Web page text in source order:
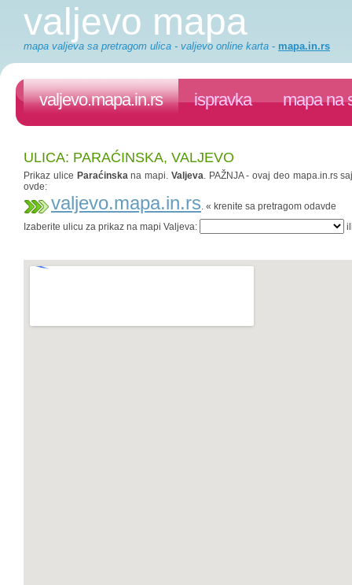
valjevo mapa
mapa valjeva sa pretragom ulica - valjevo online karta - mapa.in.rs
valjevo.mapa.in.rs ispravka mapa na
ULICA: PARAĆINSKA, VALJEVO
Prikaz ulice Paraćinskana mapi. Valjeva. PAŽNJA - ovaj deo mapa.in.rs
ovde:
valjevo.mapa.in.rs. « krenite sa pretragom odavde
Izaberite ulicu za prikaz na mapi Valjeva: